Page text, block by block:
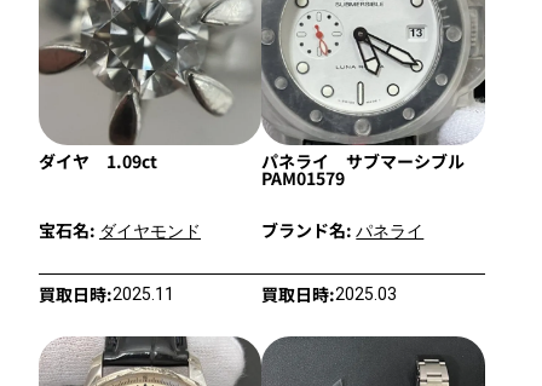
ダイヤ 1.09ct
宝石名: ダイヤモンド
買取日時:2025.11
パネライ サブマーシブル
PAM01579
ブランド名: パネライ
買取日時:2025.03